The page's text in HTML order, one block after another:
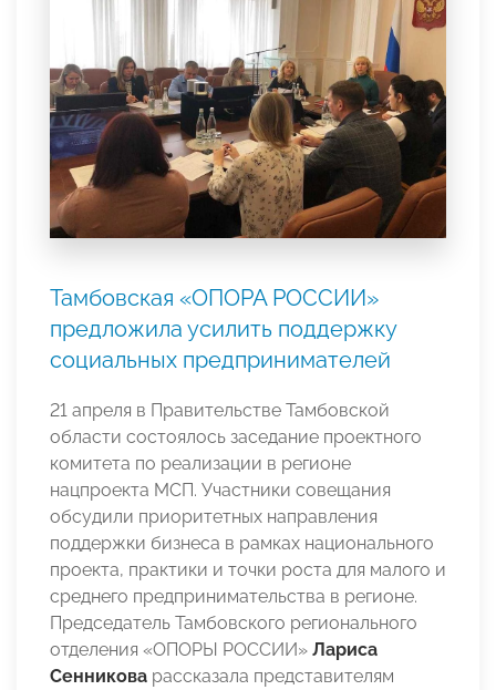
Тамбовская «ОПОРА РОССИИ»
предложила усилить поддержку
социальных предпринимателей
21 апреля в Правительстве Тамбовской
области состоялось заседание проектного
комитета по реализации в регионе
нацпроекта МСП. Участники совещания
обсудили приоритетных направления
поддержки бизнеса в рамках национального
проекта, практики и точки роста для малого и
среднего предпринимательства в регионе.
Председатель Тамбовского регионального
отделения «ОПОРЫ РОССИИ» Лариса
Сенникова рассказала представителям